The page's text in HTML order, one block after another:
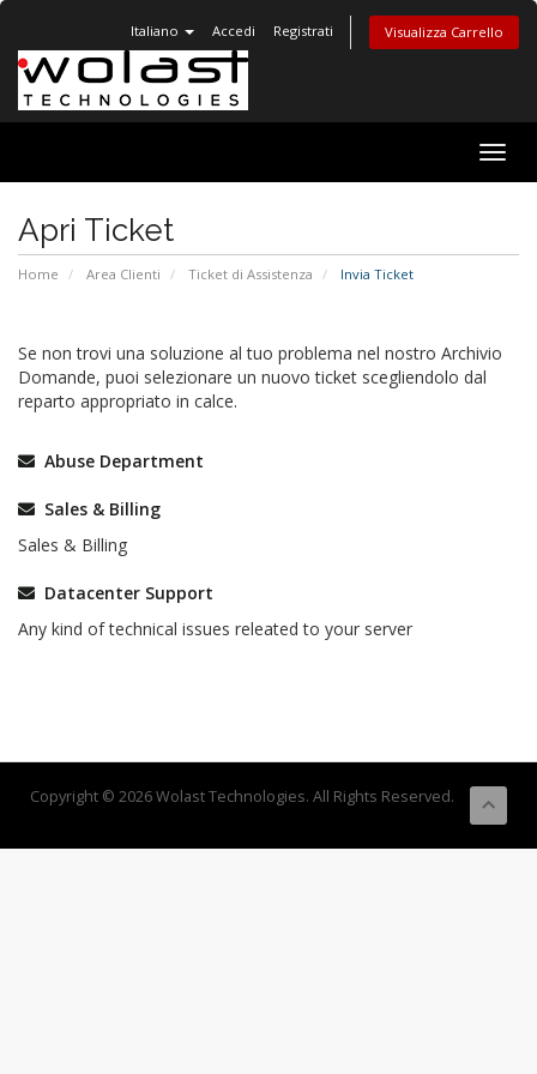
Italiano Accedi Registrati Visualizza Carrello
Apri Ticket
Home Area Clienti Ticket di Assistenza Invia Ticket
Se non trovi una soluzione al tuo problema nel nostro Archivio
Domande, puoi selezionare un nuovo ticket scegliendolo dal
reparto appropriato in calce.
Abuse Department
Sales & Billing
Sales & Billing
Datacenter Support
Any kind of technical issues releated to your server
Copyright © 2026 Wolast Technologies. All Rights Reserved.